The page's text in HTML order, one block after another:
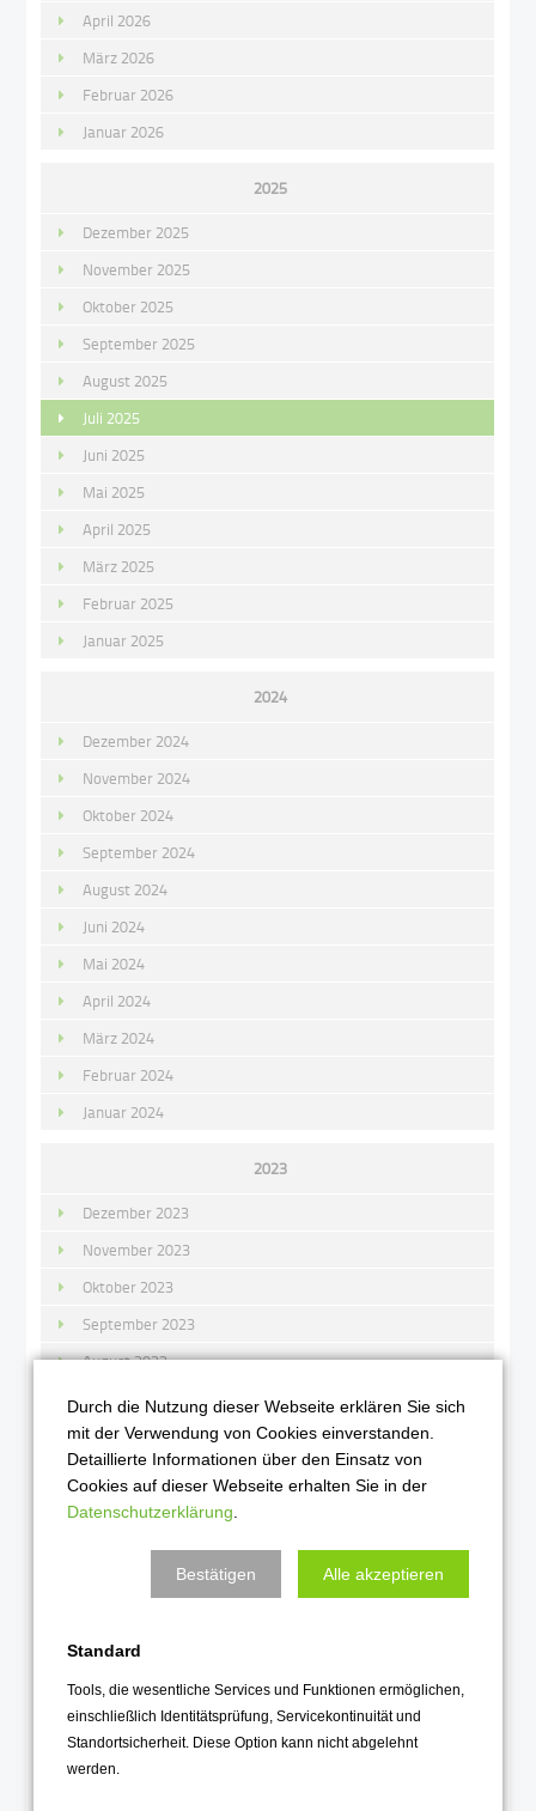
April 2026
März 2026
Februar 2026
Januar 2026
2025
Dezember 2025
November 2025
Oktober 2025
September 2025
August 2025
Juli 2025
Juni 2025
Mai 2025
April 2025
März 2025
Februar 2025
Januar 2025
2024
Dezember 2024
November 2024
Oktober 2024
September 2024
August 2024
Juni 2024
Mai 2024
April 2024
März 2024
Februar 2024
Januar 2024
2023
Dezember 2023
November 2023
Oktober 2023
September 2023
August 2023
Juli 2023
Juni 2023
April 2023
März 2023
Dezember 2022
November 2022
Durch die Nutzung dieser Webseite erklären Sie sich
mit der Verwendung von Cookies einverstanden.
Detaillierte Informationen über den Einsatz von
Cookies auf dieser Webseite erhalten Sie in der
Datenschutzerklärung
Bestätigen Alle akzeptieren
Standard
Tools, die wesentliche Services und Funktionen ermöglichen,
einschließlich Identitätsprüfung, Servicekontinuität und
Standortsicherheit. Diese Option kann nicht abgelehnt
werden.